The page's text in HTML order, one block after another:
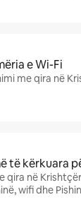
e Wi-Fi
me qira në
të kërkuara
qira në
wifi dhe